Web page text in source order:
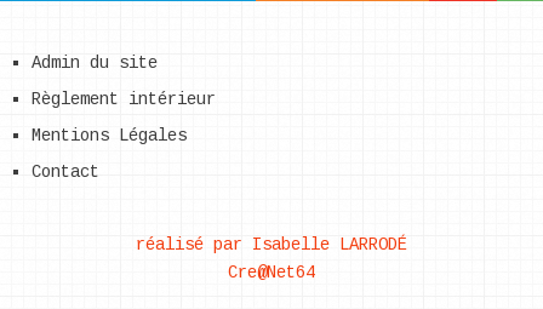
Admin du site
Règlement intérieur
Mentions Légales
Contact
réalisé par Isabelle LARRODÉ
Cre@Net64